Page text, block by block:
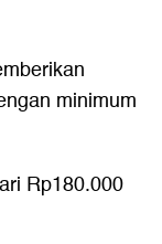
minimum
Rp180.000